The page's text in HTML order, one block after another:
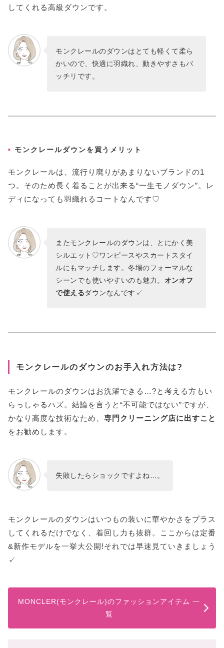
してくれる高級ダウンです。
モンクレールのダウンはとても軽くて柔ら
かいので、快適に羽織れ、動きやすさもバ
ッチリです。
モンクレールダウンを買うメリット
モンクレールは、流行り廃りがあまりないブランドの1
つ。そのため長く着ることが出来る“一生モノダウン”。レ
ディになっても羽織れるコートなんです♡
またモンクレールのダウンは、とにかく美
シルエット♡ワンピースやスカートスタイ
ルにもマッチします。冬場のフォーマルな
シーンでも使いやすいのも魅力。 オンオフ
で使えるダウンなんです✓
モンクレールのダウンのお手入れ方法は?
モンクレールのダウンはお洗濯できる…?と考える方もい
らっしゃるハズ。結論を言うと“不可能ではない”ですが、
かなり高度な技術なため、 専門クリーニング店に出すこと
をお勧めします。
失敗したらショックですよね…。
モンクレールのダウンはいつもの装いに華やかさをプラス
してくれるだけでなく、着回し力も抜群。ここからは定番
&新作モデルを一挙大公開!それでは早速見ていきましょう
✓
MONCLER(モンクレール)のファッションアイテム 一
覧